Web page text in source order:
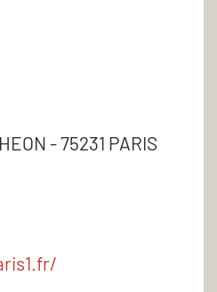
- 75231 PARIS